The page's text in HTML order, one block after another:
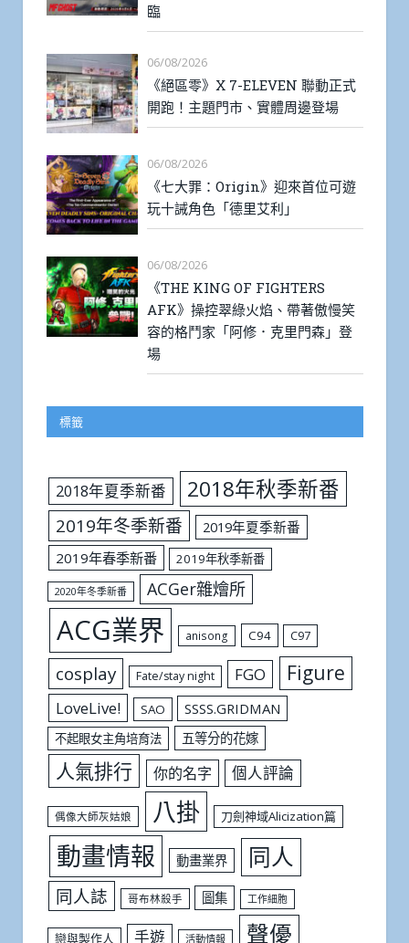
臨
06/08/2026
《絕區零》X 7-ELEVEN 聯動正式
開跑！主題門市、實體周邊登場
06/08/2026
《七大罪：Origin》迎來首位可遊
玩十誡角色「德里艾利」
06/08/2026
《THE KING OF FIGHTERS
AFK》操控翠綠火焰、帶著傲慢笑
容的格鬥家「阿修．克里門森」登
場
標籤
2018年夏季新番 2018年秋季新番
2019年冬季新番
2019年夏季新番
2019年春季新番
2019年秋季新番
2020年冬季新番 ACGer雜燴所
ACG業界 anisong C94 C97
cosplay Fate/stay night FGO Figure
LoveLive! SAO SSSS.GRIDMAN
不起眼女主角培育法 五等分的花嫁
人氣排行 你的名字 個人評論
偶像大師灰姑娘 八掛 刀劍神域Alicization篇
動畫情報 動畫業界 同人
同人誌 哥布林殺手 圖集 工作細胞
戀與製作人 手遊 活動情報 聲優